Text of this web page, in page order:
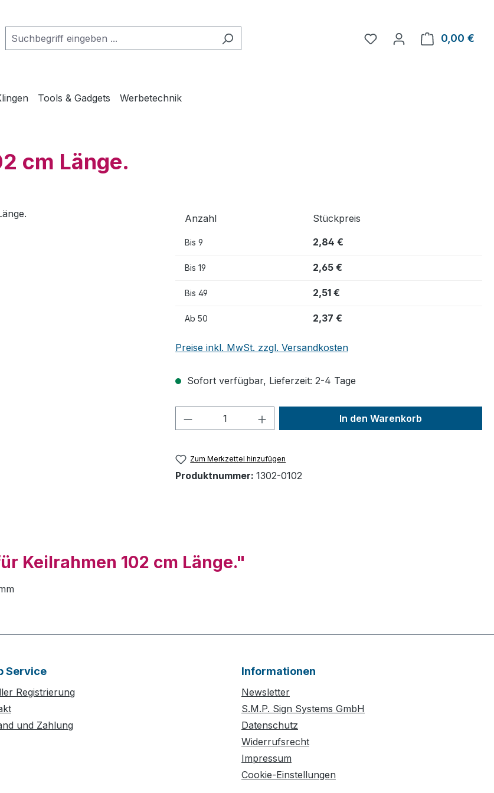
0,00 €
Tools & Gadgets Werbetechnik
cm Länge.
Anzahl Stückpreis
Bis 9 2,84 €
Bis 19 2,65 €
Bis 49 2,51 €
Ab 50 2,37 €
Preise inkl. MwSt. zzgl. Versandkosten
Sofort verfügbar, Lieferzeit: 2-4 Tage
Produkt Anzahl: Gib den gewünschten Wert
In den Warenkorb
Zum Merkzettel hinzufügen
Produktnummer: 1302-0102
Keilrahmen 102 cm Länge."
Service
Registrierung
und Zahlung
Informationen
Newsletter
S.M.P. Sign Systems GmbH
Datenschutz
Widerrufsrecht
Impressum
Cookie-Einstellungen